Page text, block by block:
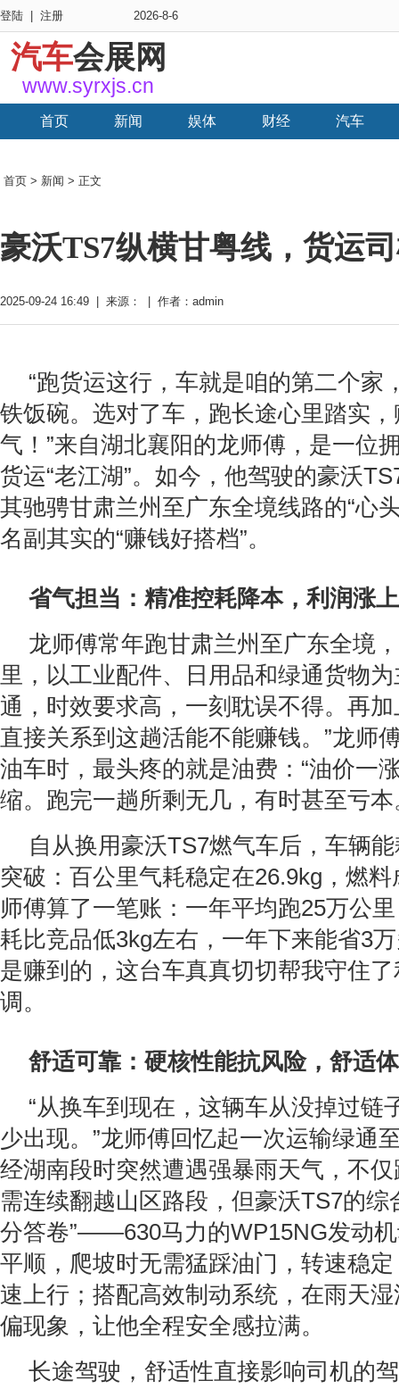
登陆 注册 2026-8-6
汽车会展网
www.syrxjs.cn
首页 新闻 娱体 财经 汽车
首页 > 新闻 > 正文
豪沃TS7纵横甘粤线，货运
2025-09-24 16:49 | 来源： | 作者：admin
“跑货运这行，车就是咱的第二个家
铁饭碗。选对了车，跑长途心里踏实
气！”来自湖北襄阳的龙师傅，是一位
货运“老江湖”。如今，他驾驶的豪沃
其驰骋甘肃兰州至广东全境线路的“心
名副其实的“赚钱好搭档”。
省气担当：精准控耗降本，利润涨
龙师傅常年跑甘肃兰州至广东全境
里，以工业配件、日用品和绿通货物为
通，时效要求高，一刻耽误不得。再
直接关系到这趟活能不能赚钱。”龙师
油车时，最头疼的就是油费：“油价一
缩。跑完一趟所剩无几，有时甚至亏本
自从换用豪沃TS7燃气车后，车辆
突破：百公里气耗稳定在26.9kg，燃
师傅算了一笔账：一年平均跑25万公
耗比竞品低3kg左右，一年下来能省3
是赚到的，这台车真真切切帮我守住了
调。
舒适可靠：硬核性能抗风险，舒适
“从换车到现在，这辆车从没掉过链
少出现。”龙师傅回忆起一次运输绿通
经湖南段时突然遭遇强暴雨天气，不
需连续翻越山区路段，但豪沃TS7的综
分答卷”——630马力的WP15NG发动
平顺，爬坡时无需猛踩油门，转速稳
速上行；搭配高效制动系统，在雨天
偏现象，让他全程安全感拉满。
长途驾驶，舒适性直接影响司机的